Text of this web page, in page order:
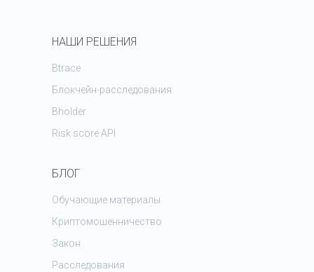
БЛОГ
НАШИ РЕШЕНИЯ
Btrace
Блокчейн-расследования
Bholder
Risk score API
Обучающие материалы
Закон
Криптомошенничество
Расследования